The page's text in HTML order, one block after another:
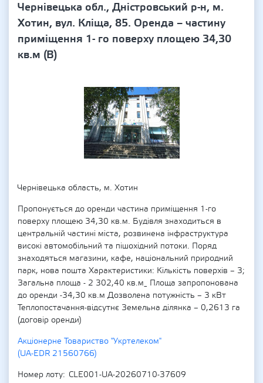
Чернівецька обл., Дністровський р-н, м.
Хотин, вул. Кліща, 85. Оренда – частину
приміщення 1- го поверху площею 34,30
кв.м (В)
Чернівецька область, м. Хотин
Пропонується до оренди частина приміщення 1-го
поверху площею 34,30 кв.м. Будівля знаходиться в
центральній частині міста, розвинена інфраструктура
високі автомобільний та пішохідний потоки. Поряд
знаходяться магазини, кафе, національний природний
парк, нова пошта Характеристики: Кількість поверхів – 3;
Загальна площа - 2 302,40 кв.м_ Площа запропонована
до оренди -34,30 кв.м Дозволена потужність – 3 кВт
Теплопостачання-відсутнє Земельна ділянка – 0,2613 га
(договір оренди)
Акціонерне Товариство "Укртелеком"
(UA-EDR 21560766)
Номер лоту
CLE001-UA-20260710-37609